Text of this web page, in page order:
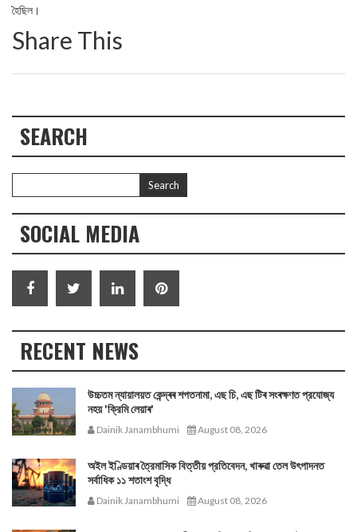
হৈছিল।
Share This
SEARCH
SOCIAL MEDIA
RECENT NEWS
উচ্চতম ন্যায়ালয়ত কেন্দ্ৰৰ শপতনামা, এছ চি, এছ টিৰ সংৰক্ষণত প্রযোজ্য
নহয় 'ক্রিমি লেয়াৰ'
Dainik Janambhumi August 08, 2026
অইল ইণ্ডিয়াৰ ত্রৈমাসিক বিত্তীয় প্রতিবেদন, খাৰুৱা তেল উৎপাদনত
সর্বাধিক ১১ শতাংশ বৃদ্ধি
Dainik Janambhumi August 08, 2026